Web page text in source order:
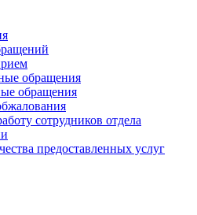
обращения
обращения
сотрудников отдела
предоставленных услуг